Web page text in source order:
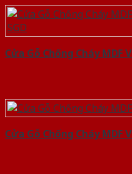
Cửa Gỗ Chống Cháy MDF
Cửa Gỗ Chống Cháy MDF